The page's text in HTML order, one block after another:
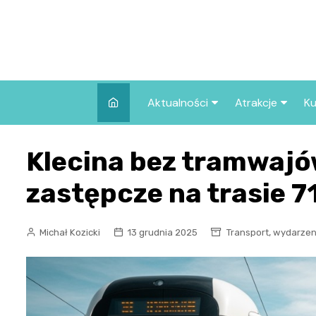
Aktualności
Wszystkie wpisy
Atrakcje
we Wrocławiu
Co warto
Wrocławiu?
Klecina bez
zastępcze na trasie
Michał Kozicki 13 grudnia 2025 Transport,